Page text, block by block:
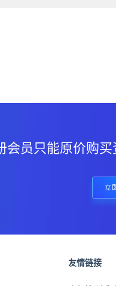
员只能原价购
立
友情链接